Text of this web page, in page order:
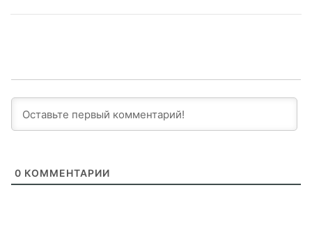
0 КОММЕНТАРИИ